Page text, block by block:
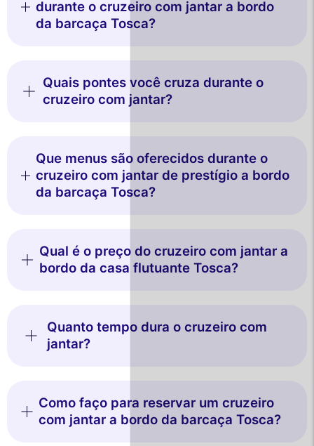
durante o cruzeiro com jantar a bordo
da barcaça Tosca?
Quais pontes você cruza durante o
cruzeiro com jantar?
Que menus são oferecidos durante o
cruzeiro com jantar de prestígio a bordo
da barcaça Tosca?
Qual é o preço do cruzeiro com jantar a
bordo da casa flutuante Tosca?
Quanto tempo dura o cruzeiro com
jantar?
Como faço para reservar um cruzeiro
com jantar a bordo da barcaça Tosca?